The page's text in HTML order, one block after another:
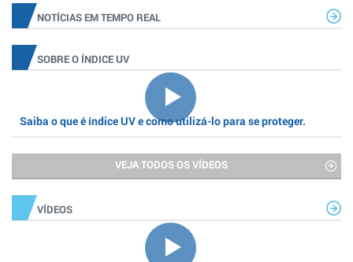
NOTÍCIAS EM TEMPO REAL
SOBRE O ÍNDICE UV
Saiba o que é índice UV e como utilizá-lo para se proteger.
VEJA TODOS OS VÍDEOS
VÍDEOS